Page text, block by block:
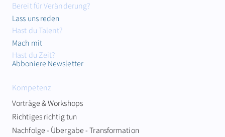
Bereit für Veränderung?
Lass uns reden
Hast du Talent?
Mach mit
Hast du Zeit?
Abboniere Newsletter
Kompetenz
Vorträge & Workshops
Richtiges richtig tun
Nachfolge - Übergabe - Transformation